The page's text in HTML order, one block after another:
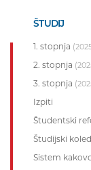
ŠTUDIJ
1. stopnja
2. stopnja
3. stopnja
Izpiti
Študentski
Študijski
Sistem